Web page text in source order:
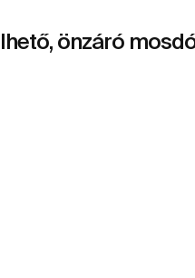
önzáró